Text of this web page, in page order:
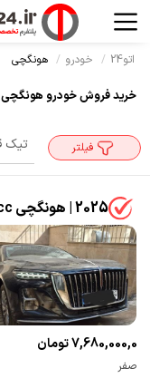
اتو24 خودرو هونگچی
خرید فروش خودرو هونگچی
فیلتر
2025 | هونگچی H5، 2000cc توربو
7,680,000,000 تومان
صفر